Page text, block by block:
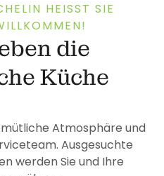
HEISST SIE H
die
Küche
Atmosphäre und
Ausgesuchte
werden Sie und Ihre